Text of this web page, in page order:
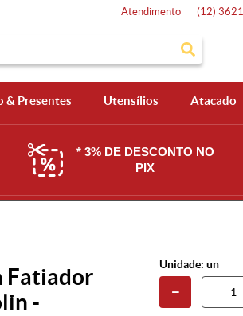
Atendimento (12)
& Presentes Utensílios Atacado
* 3% DE DESCONTO NO
PIX
Fatiador
-
Unidade: un